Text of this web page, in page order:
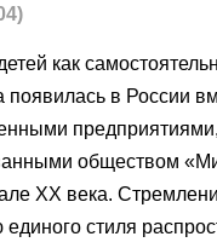
как
появилась в России
предприятиями,
обществом
XX века.
единого стиля